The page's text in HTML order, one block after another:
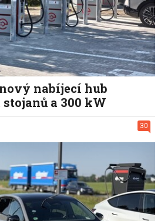
nabíjecí hub
a 300 kW
30